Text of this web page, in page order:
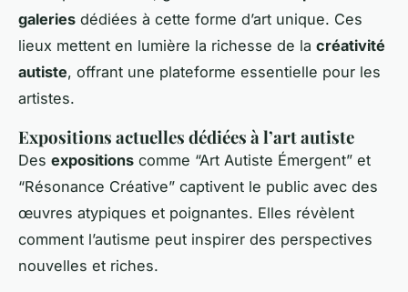
galeries dédiées à cette forme d’art unique. Ces
lieux mettent en lumière la richesse de la créativité
autiste, offrant une plateforme essentielle pour les
artistes.
Expositions actuelles dédiées à l’art autiste
Des expositions comme “Art Autiste Émergent” et
“Résonance Créative” captivent le public avec des
œuvres atypiques et poignantes. Elles révèlent
comment l’autisme peut inspirer des perspectives
nouvelles et riches.